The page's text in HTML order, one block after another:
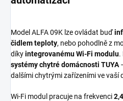
Model ALFA 09K lze ovládat buď
čidlem teploty, nebo pohodlně z
díkyintegrovanému Wi-Fi modulu.
systémy chytré domácnosti TUYA
dalšími chytrými zařízeními ve vaší
Wi-Fi modul pracuje na frekvenci